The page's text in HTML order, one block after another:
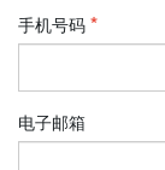
手机号码
电子邮箱